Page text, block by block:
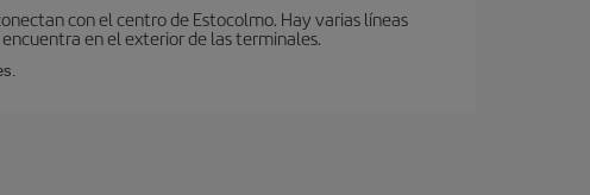
con el centro de Estocolmo. Hay varias líneas
en el exterior de las terminales.